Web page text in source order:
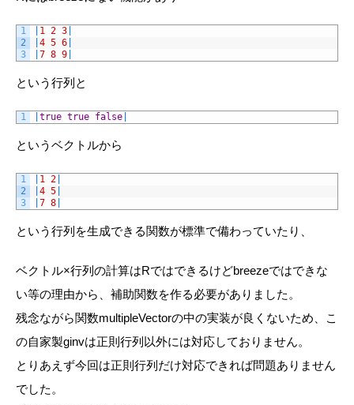
1
2
3
1 2 3
4 5 6
7 8 9
という行列と
1 true true false
というベクトルから
1
2
3
1 2
4 5
7 8
という行列を生成できる関数が標準で備わっていたり、
ベクトル×行列の計算はRではできるけどbreezeではできな
い等の理由から、補助関数を作る必要がありました。
残念ながら関数multipleVectorの中の実装が良くないため、こ
の自家製ginvは正則行列以外には対応しておりません。
とりあえず今回は正則行列だけ対応できれば問題ありません
でした。